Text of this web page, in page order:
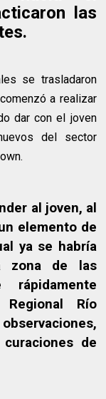
las
se trasladaron
a realizar
dar con el joven
del sector
al joven, al
elemento de
ya se habría
zona de las
Río
de